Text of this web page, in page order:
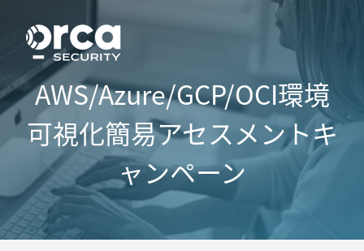
AWS/Azure/GCP/OCI環境
可視化簡易アセスメントキ
ャンペーン